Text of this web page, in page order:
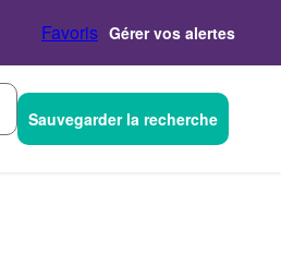
Favoris Gérer vos alertes
Sauvegarder la recherche